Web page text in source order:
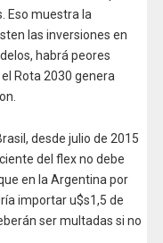
Eso muestra la
las inversiones en
habrá peores
Rota 2030 genera
desde julio de 2015
del flex no debe
en la Argentina por
importar u$s1,5 de
ser multadas si no